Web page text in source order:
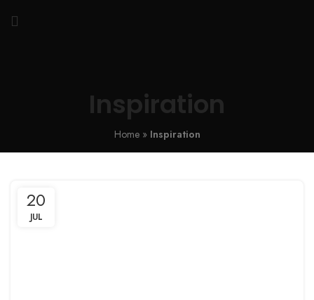
Inspiration
Home» Inspiration
20
JUL